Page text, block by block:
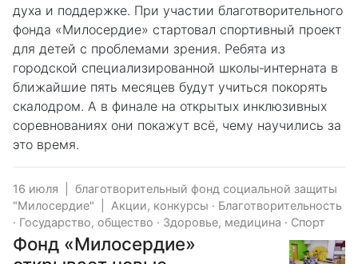
духа и поддержке. При участии благотворительного
фонда «Милосердие» стартовал спортивный проект
для детей с проблемами зрения. Ребята из
городской специализированной школы‑интерната в
ближайшие пять месяцев будут учиться покорять
скалодром. А в финале на открытых инклюзивных
соревнованиях они покажут всё, чему научились за
это время.
16 июля
благотворительный фонд социальной защиты
"Милосердие"
Акции, конкурсы · Благотворительность
· Государство, общество · Здоровье, медицина · Спорт
Фонд «Милосердие»